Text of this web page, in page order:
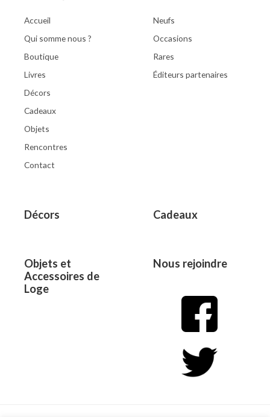
Accueil
Qui somme nous ?
Boutique
Livres
Décors
Cadeaux
Objets
Rencontres
Contact
Neufs
Occasions
Rares
Éditeurs partenaires
Décors Cadeaux
Objets et
Accessoires de
Loge
Nous rejoindre